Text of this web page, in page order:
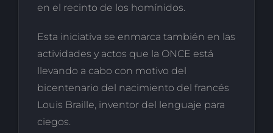
en el recinto de los homínidos.
Esta iniciativa se enmarca también en las
actividades y actos que la ONCE está
llevando a cabo con motivo del
bicentenario del nacimiento del francés
Louis Braille, inventor del lenguaje para
ciegos.